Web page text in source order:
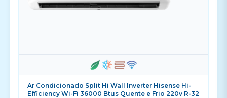
Ar Condicionado Split Hi Wall Inverter Hisense Hi-
Efficiency Wi-Fi 36000 Btus Quente e Frio 220v R-32